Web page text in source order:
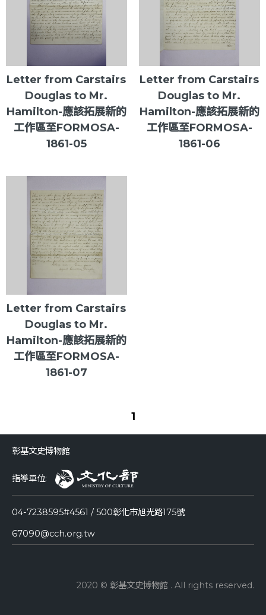
Letter from Carstairs
Douglas to Mr.
Hamilton-應該拓展新的
工作區至FORMOSA-
1861-05
Letter from Carstairs
Douglas to Mr.
Hamilton-應該拓展新的
工作區至FORMOSA-
1861-06
Letter from Carstairs
Douglas to Mr.
Hamilton-應該拓展新的
工作區至FORMOSA-
1861-07
1
彰基文史博物館
指導單位:
04-7238595#4561 / 500彰化市旭光路175號
67090@cch.org.tw
2020 © 彰基文史博物館 . All rights reserved.